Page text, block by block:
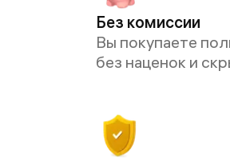
Без комиссии
Вы покупаете
без наценок и